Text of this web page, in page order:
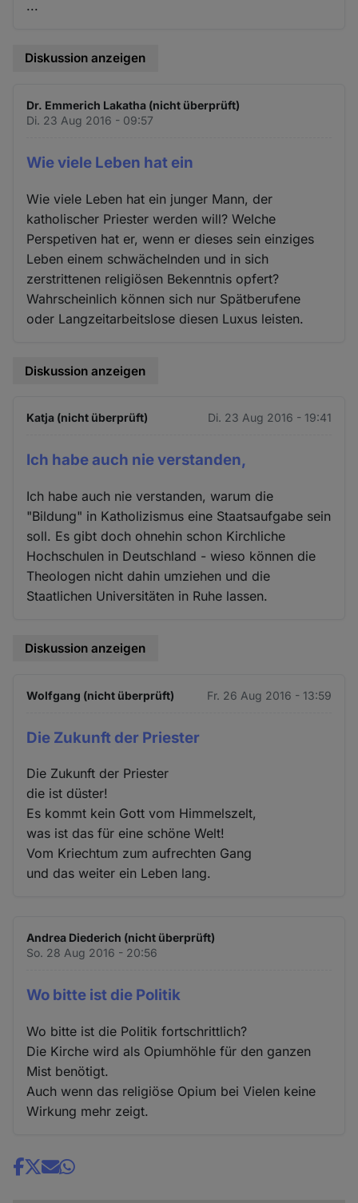
...
Diskussion anzeigen
Dr. Emmerich Lakatha (nicht überprüft)
Di. 23 Aug 2016 - 09:57
Wie viele Leben hat ein
Wie viele Leben hat ein junger Mann, der
katholischer Priester werden will? Welche
Perspetiven hat er, wenn er dieses sein einziges
Leben einem schwächelnden und in sich
zerstrittenen religiösen Bekenntnis opfert?
Wahrscheinlich können sich nur Spätberufene
oder Langzeitarbeitslose diesen Luxus leisten.
Diskussion anzeigen
Katja (nicht überprüft) Di. 23 Aug 2016 - 19:41
Ich habe auch nie verstanden,
Ich habe auch nie verstanden, warum die
"Bildung" in Katholizismus eine Staatsaufgabe sein
soll. Es gibt doch ohnehin schon Kirchliche
Hochschulen in Deutschland - wieso können die
Theologen nicht dahin umziehen und die
Staatlichen Universitäten in Ruhe lassen.
Diskussion anzeigen
Wolfgang (nicht überprüft) Fr. 26 Aug 2016 - 13:59
Die Zukunft der Priester
Die Zukunft der Priester
die ist düster!
Es kommt kein Gott vom Himmelszelt,
was ist das für eine schöne Welt!
Vom Kriechtum zum aufrechten Gang
und das weiter ein Leben lang.
Andrea Diederich (nicht überprüft)
So. 28 Aug 2016 - 20:56
Wo bitte ist die Politik
Wo bitte ist die Politik fortschrittlich?
Die Kirche wird als Opiumhöhle für den ganzen
Mist benötigt.
Auch wenn das religiöse Opium bei Vielen keine
Wirkung mehr zeigt.
Share